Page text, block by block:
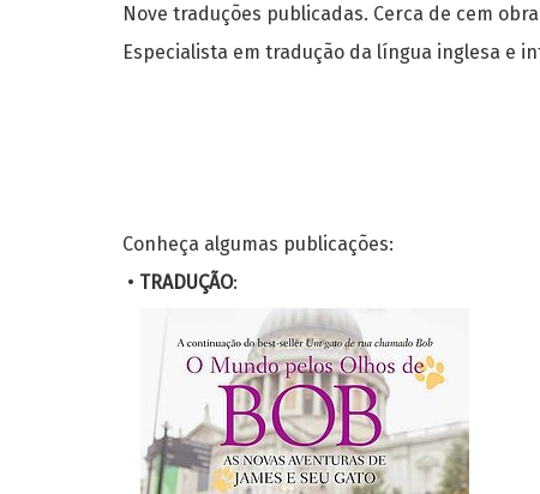
Nove traduções publicadas. Cerca de cem
Especialista em tradução da língua inglesa e
Conheça algumas publicações:
• TRADUÇÃO: